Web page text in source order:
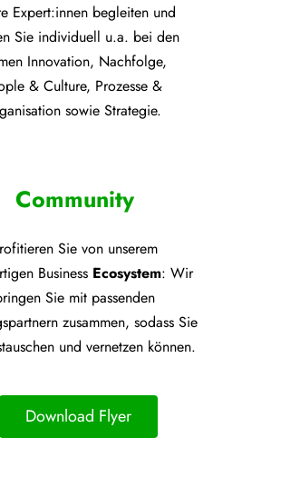
Expert:innen begleiten und
Sie individuell u.a. bei den
Innovation, Nachfolge,
& Culture, Prozesse &
sowie Strategie.
Community
Sie von unserem
Business Ecosystem: Wir
Sie mit passenden
zusammen, sodass Sie
und vernetzen können.
Download Flyer